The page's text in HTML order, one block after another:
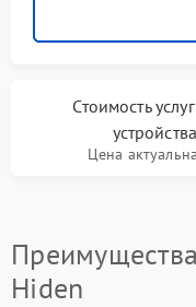
Стоимость
устройства
Цена
Hiden